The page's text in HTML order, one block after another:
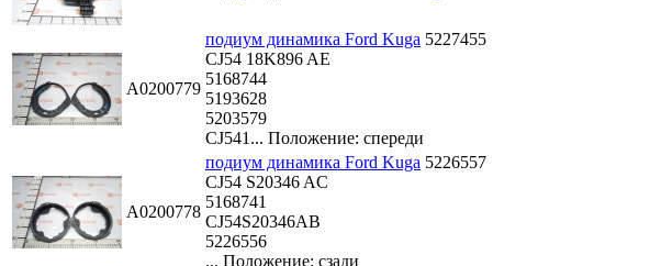
A0200779
подиум динамика Ford Kuga 5227455
CJ54 18K896 AE
5168744
5193628
5203579
CJ541... Положение: спереди
A0200778
подиум динамика Ford Kuga 5226557
CJ54 S20346 AC
5168741
CJ54S20346AB
5226556
... Положение: сзади